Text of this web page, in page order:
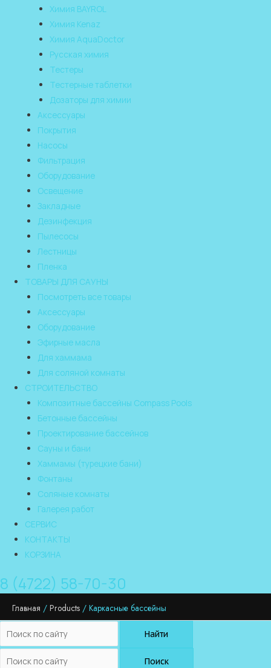
Химия BAYROL
Химия Kenaz
Химия AquaDoctor
Русская химия
Тестеры
Тестерные таблетки
Дозаторы для химии
Аксессуары
Покрытия
Насосы
Фильтрация
Оборудование
Освещение
Закладные
Дезинфекция
Пылесосы
Лестницы
Пленка
ТОВАРЫ ДЛЯ САУНЫ
Посмотреть все товары
Аксессуары
Оборудование
Эфирные масла
Для хаммама
Для соляной комнаты
СТРОИТЕЛЬСТВО
Композитные бассейны Compass Pools
Бетонные бассейны
Проектирование бассейнов
Сауны и бани
Хаммамы (турецкие бани)
Фонтаны
Соляные комнаты
Галерея работ
СЕРВИС
КОНТАКТЫ
КОРЗИНА
8 (4722) 58-70-30
Главная Products Каркасные бассейны
Найти
Поиск